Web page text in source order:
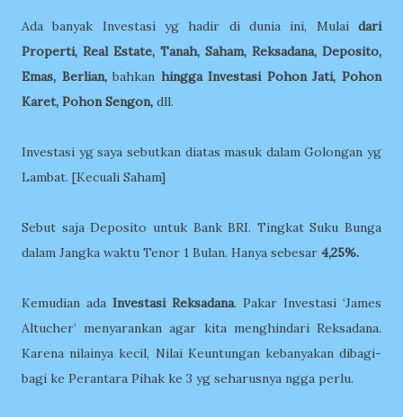
Ada banyak Investasi yg hadir di dunia ini, Mulai dari
Properti, Real Estate, Tanah, Saham, Reksadana, Deposito,
Emas, Berlian,bahkan hingga Investasi Pohon Jati, Pohon
Karet, Pohon Sengon, dll.
Investasi yg saya sebutkan diatas masuk dalam Golongan yg
Lambat. [Kecuali Saham]
Sebut saja Deposito untuk Bank BRI. Tingkat Suku Bunga
dalam Jangka waktu Tenor 1 Bulan. Hanya sebesar 4,25%.
Kemudian ada Investasi Reksadana. Pakar Investasi ‘James
Altucher’ menyarankan agar kita menghindari Reksadana.
Karena nilainya kecil, Nilai Keuntungan kebanyakan dibagi-
bagi ke Perantara Pihak ke 3 yg seharusnya ngga perlu.